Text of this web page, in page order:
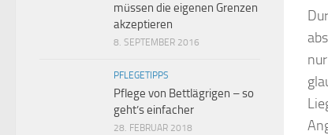
müssen die eigenen Grenzen
akzeptieren
8. SEPTEMBER 2016
PFLEGETIPPS
Pflege von Bettlägrigen – so
geht’s einfacher
28. FEBRUAR 2018